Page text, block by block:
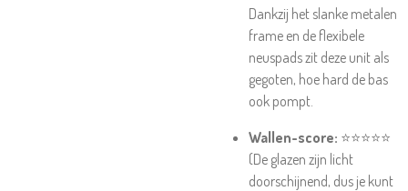
Dankzij het slanke metalen
frame en de flexibele
neuspads zit deze unit als
gegoten, hoe hard de bas
ook pompt.
Wallen-score: ⭐⭐⭐⭐⭐
(De glazen zijn licht
doorschijnend, dus je kunt